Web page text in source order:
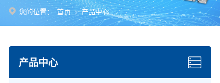
您的位置： 首页 > 产品中心
产品中心